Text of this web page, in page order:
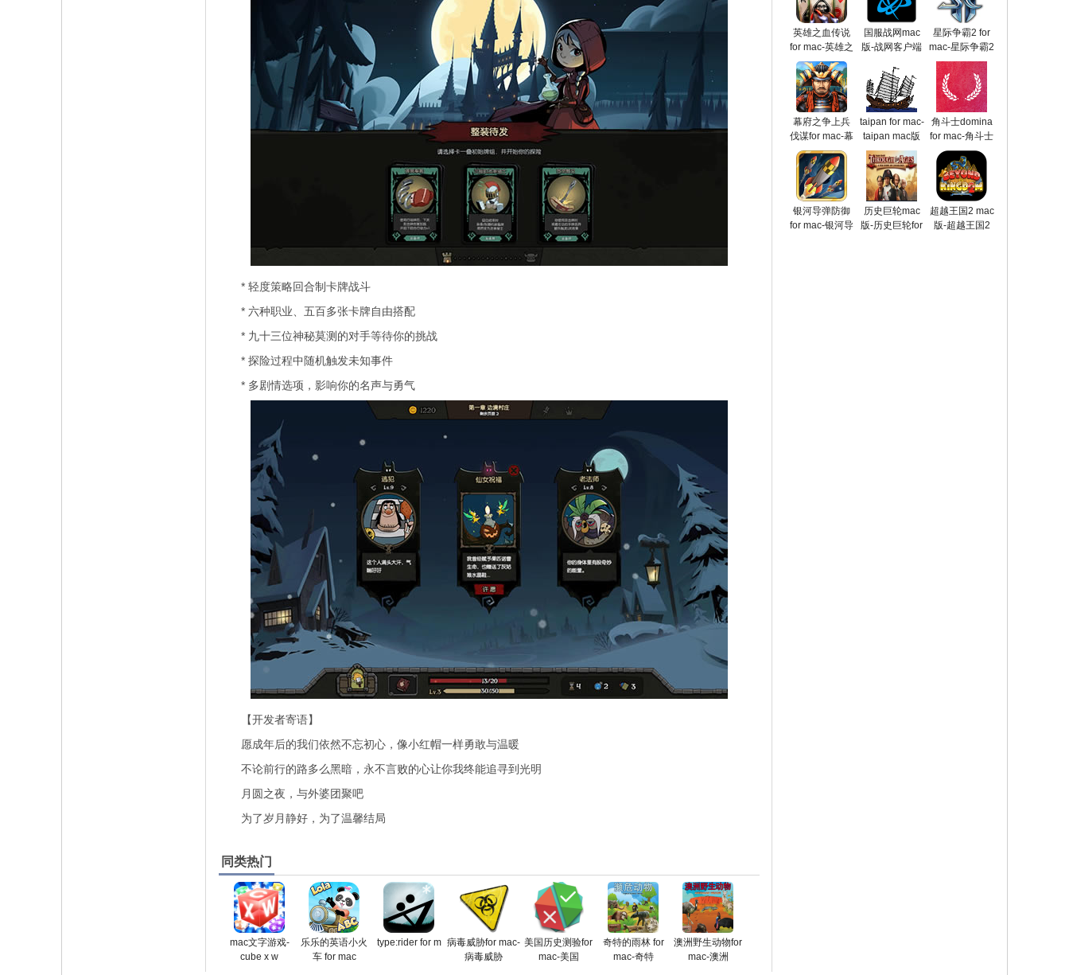
英雄之血传说
for mac-英雄之
血传说mac版
下载 v1.0.0
国服战网mac
版-战网客户端
载
v2.7.0.13177
星际争霸2 for
mac-星际争霸2
mac版预约下
载
v1.16.3.2988
虫群之心
幕府之争上兵
伐谋for mac-幕
府之争上兵伐
谋mac版下载
v1.2
taipan for mac-
taipan mac版
预约下载 v10.0
角斗士domina
for mac-角斗士
domina mac版
预约下载 v0.34
银河导弹防御
for mac-银河导
历史巨轮mac
版-历史巨轮for
超越王国2 mac
版-超越王国2
* 轻度策略回合制卡牌战斗
* 六种职业、五百多张卡牌自由搭配
* 九十三位神秘莫测的对手等待你的挑战
* 探险过程中随机触发未知事件
* 多剧情选项，影响你的名声与勇气
【开发者寄语】
愿成年后的我们依然不忘初心，像小红帽一样勇敢与温暖
不论前行的路多么黑暗，永不言败的心让你我终能追寻到光明
月圆之夜，与外婆团聚吧
为了岁月静好，为了温馨结局
同类热门
mac文字游戏-
cube x w
乐乐的英语小火
车 for mac
type:rider for m 病毒威胁for mac-
病毒威胁
美国历史测验for
mac-美国
奇特的雨林 for
mac-奇特
澳洲野生动物for
mac-澳洲